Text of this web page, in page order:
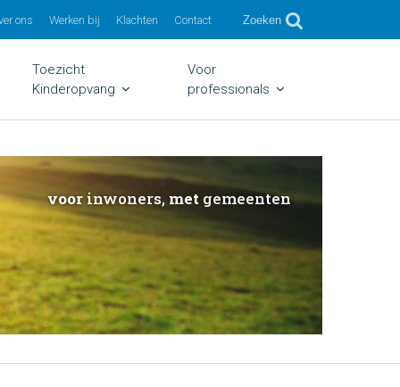
ons Werken bij Klachten Contact Zoeken
Toezicht
Kinderopvang
Voor
professionals
voor inwoners, met gemeenten